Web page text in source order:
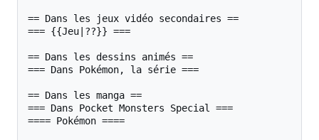
== Dans les jeux vidéo secondaires ==
=== {{Jeu|??}} ===
== Dans les dessins animés ==
=== Dans Pokémon, la série ===
== Dans les manga ==
=== Dans Pocket Monsters Special ===
==== Pokémon ====